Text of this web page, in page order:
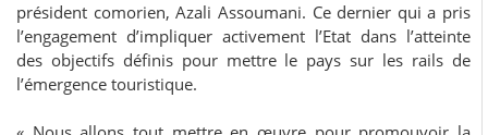
président comorien, Azali Assoumani. Ce dernier qui a pris
l’engagement d’impliquer activement l’Etat dans l’atteinte
des objectifs définis pour mettre le pays sur les rails de
l’émergence touristique.